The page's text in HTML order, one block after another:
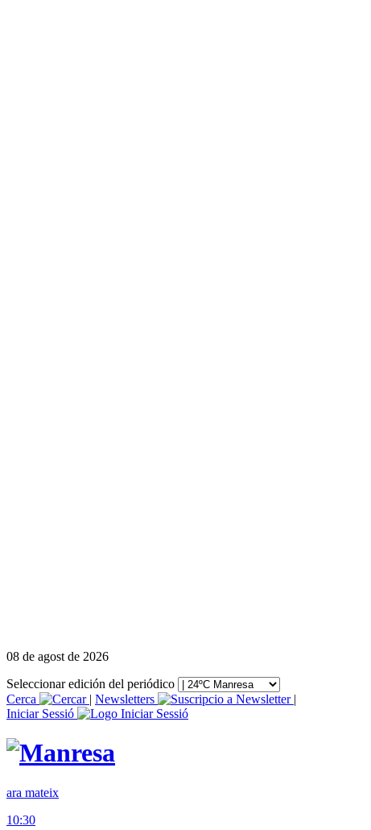
08 de agost de 2026
Seleccionar edición del periódico
Cerca
| Newsletters
|
Iniciar Sessió
ara mateix
10:30